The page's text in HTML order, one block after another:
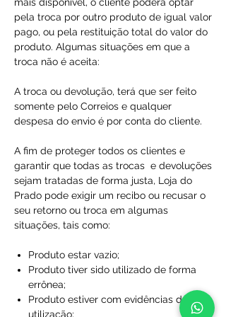
pela troca por outro produto de igual valor
pago, ou pela restituição total do valor do
produto. Algumas situações em que a
troca não é aceita:
A troca ou devolução, terá que ser feito
somente pelo Correios e qualquer
despesa do envio é por conta do cliente.
A fim de proteger todos os clientes e
garantir que todas as trocas e devoluções
sejam tratadas de forma justa, Loja do
Prado pode exigir um recibo ou recusar o
seu retorno ou troca em algumas
situações, tais como:
Produto estar vazio;
Produto tiver sido utilizado de forma
errônea;
Produto estiver com evidências de
utilização;